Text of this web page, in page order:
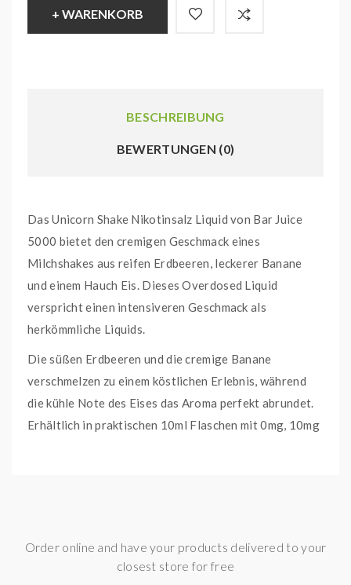
+ WARENKORB
BESCHREIBUNG
BEWERTUNGEN (0)
Das Unicorn Shake Nikotinsalz Liquid von Bar Juice
5000 bietet den cremigen Geschmack eines
Milchshakes aus reifen Erdbeeren, leckerer Banane
und einem Hauch Eis. Dieses Overdosed Liquid
verspricht einen intensiveren Geschmack als
herkömmliche Liquids.
Die süßen Erdbeeren und die cremige Banane
verschmelzen zu einem köstlichen Erlebnis, während
die kühle Note des Eises das Aroma perfekt abrundet.
Erhältlich in praktischen 10ml Flaschen mit 0mg, 10mg
oder Dampfer mit höherem Nikotinbedarf, besonders
in Verbindung mit Geräten mit geringer Leistung wie
Order online and have your products delivered to your
closest store for free